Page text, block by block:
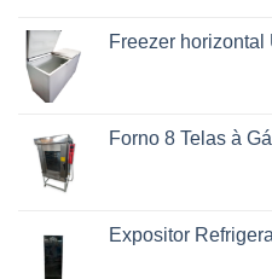
Freezer horizontal
Forno 8 Telas à
Expositor